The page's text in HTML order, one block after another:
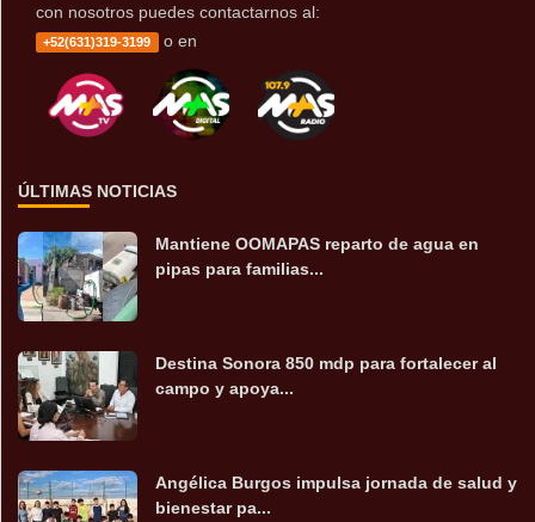
con nosotros puedes contactarnos al:
+52(631)319-3199 o en
ÚLTIMAS NOTICIAS
Mantiene OOMAPAS reparto de agua en
pipas para familias...
Destina Sonora 850 mdp para fortalecer al
campo y apoya...
Angélica Burgos impulsa jornada de salud y
bienestar pa...